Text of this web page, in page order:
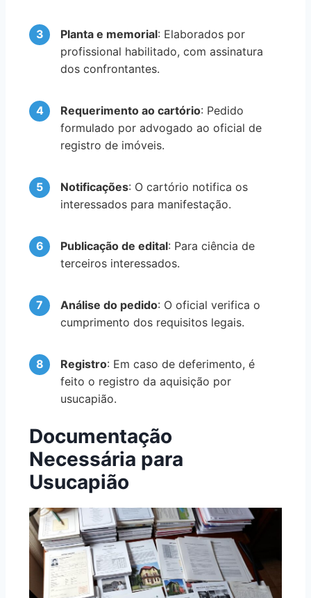
Planta e memorial: Elaborados por
profissional habilitado, com assinatura
dos confrontantes.
Requerimento ao cartório: Pedido
formulado por advogado ao oficial de
registro de imóveis.
Notificações: O cartório notifica os
interessados para manifestação.
Publicação de edital: Para ciência de
terceiros interessados.
Análise do pedido: O oficial verifica o
cumprimento dos requisitos legais.
Registro: Em caso de deferimento, é
feito o registro da aquisição por
usucapião.
Documentação
Necessária para
Usucapião